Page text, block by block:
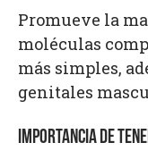
Promueve la
moléculas
más simples,
genitales
IMPORTANCIA DE